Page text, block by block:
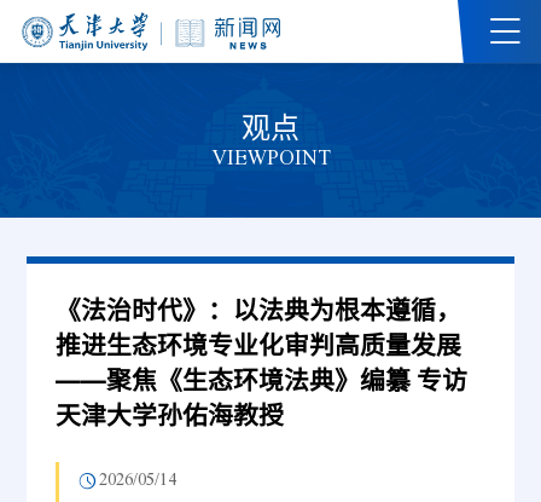
观点
VIEWPOINT
《法治时代》：以法典为根本遵循，
推进生态环境专业化审判高质量发展
——聚焦《生态环境法典》编纂 专访
天津大学孙佑海教授
2026/05/14